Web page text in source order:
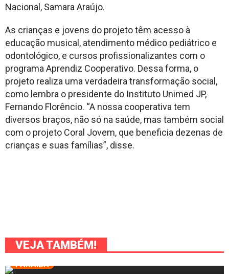
Nacional, Samara Araújo.
As crianças e jovens do projeto têm acesso à
educação musical, atendimento médico pediátrico e
odontológico, e cursos profissionalizantes com o
programa Aprendiz Cooperativo. Dessa forma, o
projeto realiza uma verdadeira transformação social,
como lembra o presidente do Instituto Unimed JP,
Fernando Florêncio. “A nossa cooperativa tem
diversos braços, não só na saúde, mas também social
com o projeto Coral Jovem, que beneficia dezenas de
crianças e suas famílias”, disse.
VEJA TAMBÉM!
PARAÍBA